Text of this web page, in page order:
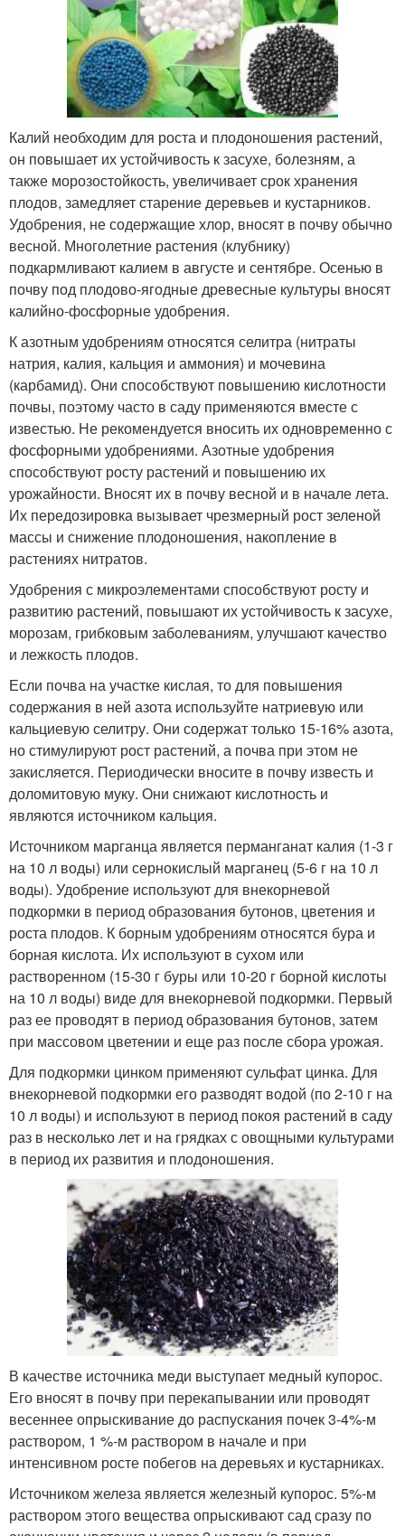
Калий необходим для роста и плодоношения растений,
он повышает их устойчивость к засухе, болезням, а
также морозостойкость, увеличивает срок хранения
плодов, замедляет старение деревьев и кустарников.
Удобрения, не содержащие хлор, вносят в почву обычно
весной. Многолетние растения (клубнику)
подкармливают калием в августе и сентябре. Осенью в
почву под плодово-ягодные древесные культуры вносят
калийно-фосфорные удобрения.
К азотным удобрениям относятся селитра (нитраты
натрия, калия, кальция и аммония) и мочевина
(карбамид). Они способствуют повышению кислотности
почвы, поэтому часто в саду применяются вместе с
известью. Не рекомендуется вносить их одновременно с
фосфорными удобрениями. Азотные удобрения
способствуют росту растений и повышению их
урожайности. Вносят их в почву весной и в начале лета.
Их передозировка вызывает чрезмерный рост зеленой
массы и снижение плодоношения, накопление в
растениях нитратов.
Удобрения с микроэлементами способствуют росту и
развитию растений, повышают их устойчивость к засухе,
морозам, грибковым заболеваниям, улучшают качество
и лежкость плодов.
Если почва на участке кислая, то для повышения
содержания в ней азота используйте натриевую или
кальциевую селитру. Они содержат только 15-16% азота,
но стимулируют рост растений, а почва при этом не
закисляется. Периодически вносите в почву известь и
доломитовую муку. Они снижают кислотность и
являются источником кальция.
Источником марганца является перманганат калия (1-3 г
на 10 л воды) или сернокислый марганец (5-6 г на 10 л
воды). Удобрение используют для внекорневой
подкормки в период образования бутонов, цветения и
роста плодов. К борным удобрениям относятся бура и
борная кислота. Их используют в сухом или
растворенном (15-30 г буры или 10-20 г борной кислоты
на 10 л воды) виде для внекорневой подкормки. Первый
раз ее проводят в период образования бутонов, затем
при массовом цветении и еще раз после сбора урожая.
Для подкормки цинком применяют сульфат цинка. Для
внекорневой подкормки его разводят водой (по 2-10 г на
10 л воды) и используют в период покоя растений в саду
раз в несколько лет и на грядках с овощными культурами
в период их развития и плодоношения.
В качестве источника меди выступает медный купорос.
Его вносят в почву при перекапывании или проводят
весеннее опрыскивание до распускания почек 3-4%-м
раствором, 1 %-м раствором в начале и при
интенсивном росте побегов на деревьях и кустарниках.
Источником железа является железный купорос. 5%-м
раствором этого вещества опрыскивают сад сразу по